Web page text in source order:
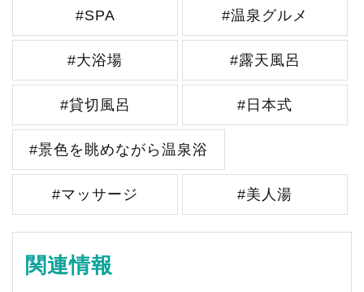
#SPA #温泉グルメ
#大浴場 #露天風呂
#貸切風呂 #日本式
#景色を眺めながら温泉浴
#マッサージ #美人湯
関連情報